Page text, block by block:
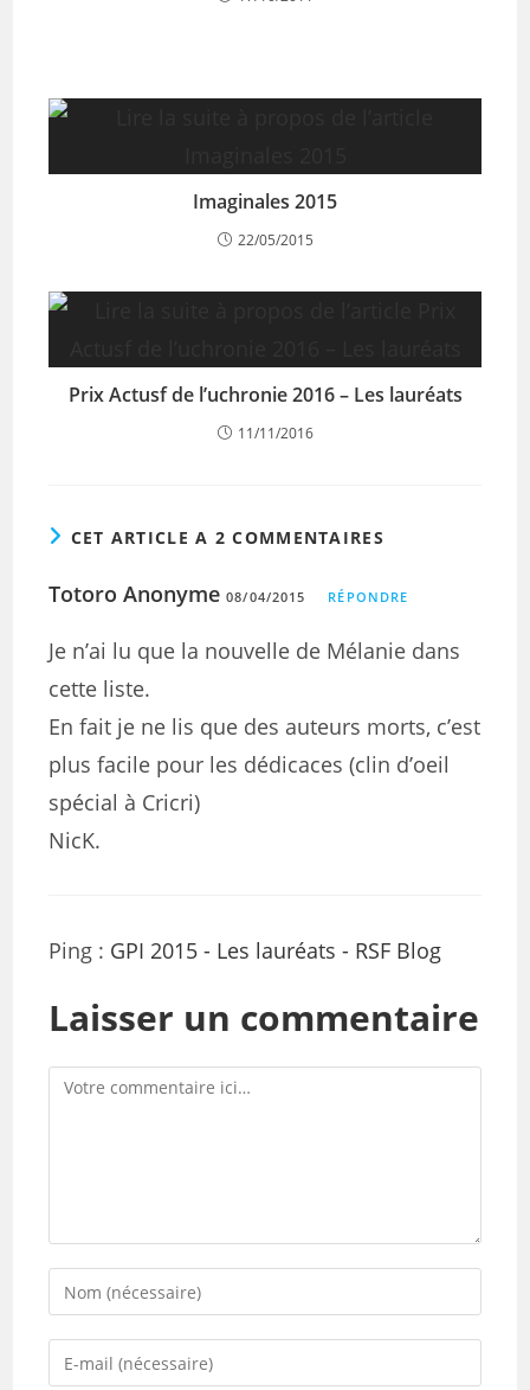
Imaginales 2015
22/05/2015
Prix Actusf de l’uchronie 2016 – Les lauréats
11/11/2016
CET ARTICLE A 2 COMMENTAIRES
Totoro Anonyme 08/04/2015 RÉPONDRE
Je n’ai lu que la nouvelle de Mélanie dans
cette liste.
En fait je ne lis que des auteurs morts, c’est
plus facile pour les dédicaces (clin d’oeil
spécial à Cricri)
NicK.
Ping : GPI 2015 - Les lauréats - RSF Blog
Laisser un commentaire